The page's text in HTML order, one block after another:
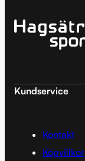
Kundservice
Kontakt
Köpvillkor